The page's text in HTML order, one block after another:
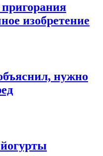
изобретение
нужно